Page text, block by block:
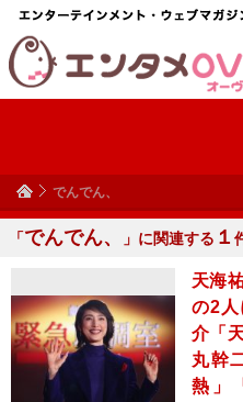
でんでん、
「でんでん、 」に関連する １
天海
の2
介「
丸幹
熱」